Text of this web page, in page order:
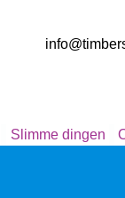
Slimme dingen